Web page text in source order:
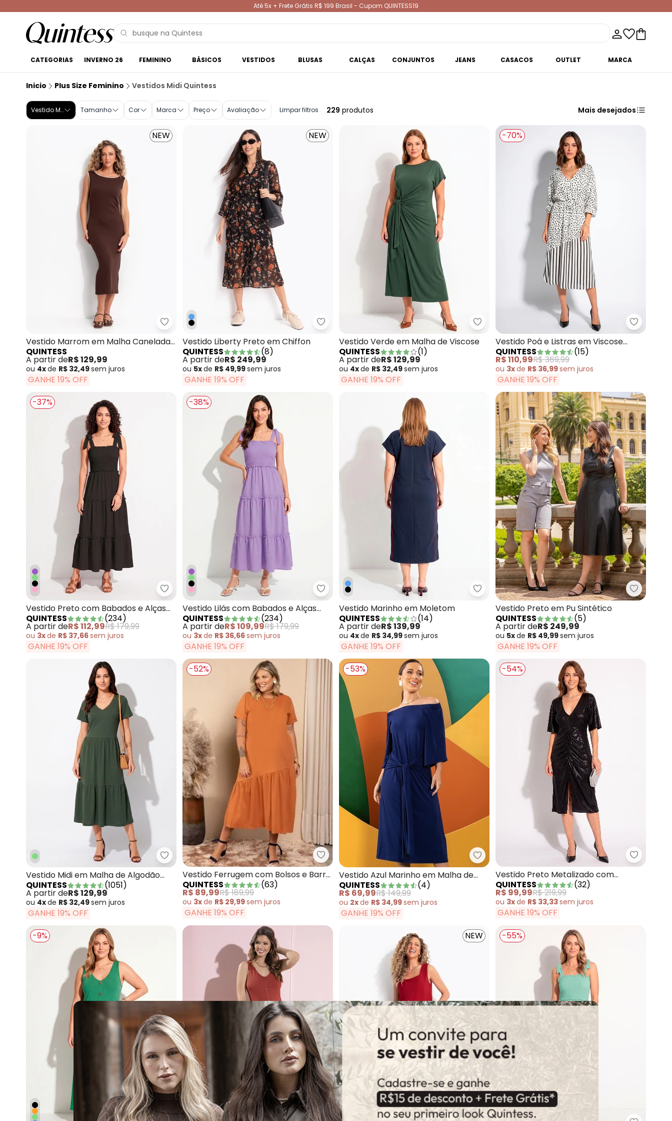
Até 5x + Frete Grátis R$ 199 Brasil - Cupom QUINTESS19
CATEGORIAS INVERNO 26 FEMININO BÁSICOS VESTIDOS BLUSAS CALÇAS CONJUNTOS JEANS CASACOS OUTLET MARCA
Inicio Plus Size Feminino Vestidos Midi Quintess
Vestido Midi Tamanho Cor Marca Preço Avaliação Limpar filtros 229 produtos Mais desejados
NEW
Quintess - Vestido Marrom em Malha Canelada Estruturada
Vestido Marrom em Malha Canelada
Estruturada
QUINTESS
A partir deR$ 129,99
ou 4xde R$ 32,49sem juros
GANHE 19% OFF
NEW
Quintess - Vestido Liberty Preto em Chiffon
Vestido Liberty Preto em Chiffon
QUINTESS
(8)
A partir deR$ 249,99
ou 5xde R$ 49,99sem juros
GANHE 19% OFF
Quintess - Vestido Verde em Malha de Viscose
Vestido Verde em Malha de Viscose
QUINTESS
(1)
A partir deR$ 129,99
ou 4xde R$ 32,49sem juros
GANHE 19% OFF
-70%
Quintess
Vestido Poá e Listras em Viscose
Plana
QUINTESS (15)
R$ 110,99R$ 369,99
ou 3xde R$ 36,99sem juros
GANHE 19% OFF
-37%
Quintess - Vestido Preto com Babados e Alças para Amarrar
Vestido Preto com Babados e Alças
para Amarrar
QUINTESS (234)
A partir deR$ 112,99R$ 179,99
ou 3xde R$ 37,66sem juros
GANHE 19% OFF
-38%
Quintess - Vestido Lilás com Babados e Alças para Amarrar
Vestido Lilás com Babados e Alças
para Amarrar
QUINTESS (234)
A partir deR$ 109,99R$ 179,99
ou 3xde R$ 36,66sem juros
GANHE 19% OFF
Quintess - Vestido Marinho em Moletom
Vestido Marinho em Moletom
QUINTESS
(14)
A partir deR$ 139,99
ou 4xde R$ 34,99sem juros
GANHE 19% OFF
Quintess
Vestido Preto em Pu Sintético
QUINTESS
(5)
A partir deR$ 249,99
ou 5xde R$ 49,99sem juros
GANHE 19% OFF
Quintess - Vestido Midi em Malha de Algodão Verde Militar
Vestido Midi em Malha de Algodão
Verde Militar
QUINTESS (1051)
A partir deR$ 129,99
ou 4xde R$ 32,49sem juros
GANHE 19% OFF
-52%
Quintess - Vestido Ferrugem com Bolsos e Barra Assimétrica
Vestido Ferrugem com Bolsos e Barra
Assimétrica
QUINTESS (63)
R$ 89,99R$ 189,99
ou 3xde R$ 29,99sem juros
GANHE 19% OFF
-53%
Quintess - Vestido Azul Marinho em Malha de
Vestido Azul Marinho em Malha de
Viscose
QUINTESS (4)
R$ 69,99R$ 149,99
ou 2xde R$ 34,99sem juros
GANHE 19% OFF
-54%
Quintess
Vestido Preto Metalizado com
Franzido
QUINTESS (32)
R$ 99,99R$ 219,99
ou 3xde R$ 33,33sem juros
GANHE 19% OFF
-9%
NEW -55%